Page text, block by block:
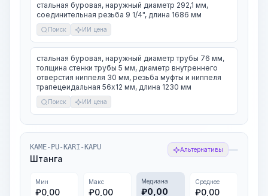
стальная буровая, наружный диаметр 292,1 мм,
соединительная резьба 9 1/4", длина 1686 мм
Поиск ИИ цена
стальная буровая, наружный диаметр трубы 76 мм,
толщина стенки трубы 5 мм, диаметр внутреннего
отверстия ниппеля 30 мм, резьба муфты и ниппеля
трапецеидальная 56х12 мм, длина 1230 мм
Поиск ИИ цена
KAME-PU-KARI-KAPU
Штанга
Альтернативы
Мин
₽0,00
Макс
₽0,00
Медиана
₽0,00
Среднее
₽0,00